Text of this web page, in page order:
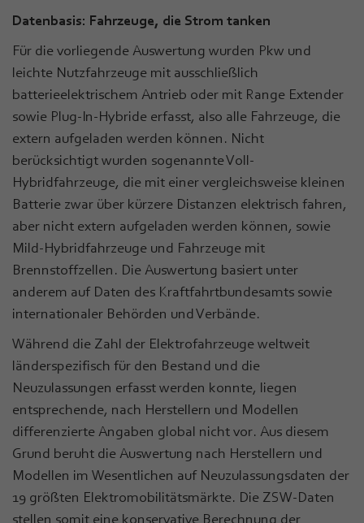
Datenbasis: Fahrzeuge, die Strom tanken
Für die vorliegende Auswertung wurden Pkw und
leichte Nutzfahrzeuge mit ausschließlich
batterieelektrischem Antrieb oder mit Range Extender
sowie Plug-In-Hybride erfasst, also alle Fahrzeuge, die
extern aufgeladen werden können. Nicht
berücksichtigt wurden sogenannte Voll-
Hybridfahrzeuge, die mit einer vergleichsweise kleinen
Batterie zwar über kürzere Distanzen elektrisch fahren,
aber nicht extern aufgeladen werden können, sowie
Mild-Hybridfahrzeuge und Fahrzeuge mit
Brennstoffzellen. Die Auswertung basiert unter
anderem auf Daten des Kraftfahrtbundesamts sowie
internationaler Behörden und Verbände.
Während die Zahl der Elektrofahrzeuge weltweit
länderspezifisch für den Bestand und die
Neuzulassungen erfasst werden konnte, liegen
entsprechende, nach Herstellern und Modellen
differenzierte Angaben global nicht vor. Aus diesem
Grund beruht die Auswertung nach Herstellern und
Modellen im Wesentlichen auf Neuzulassungsdaten der
19 größten Elektromobilitätsmärkte. Die ZSW-Daten
stellen somit eine konservative Berechnung der